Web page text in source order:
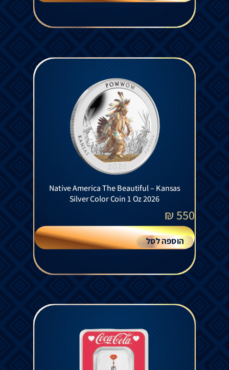
Native America The Beautiful – Kansas
Silver Color Coin 1 Oz 2026
550
₪
הוספה לסל